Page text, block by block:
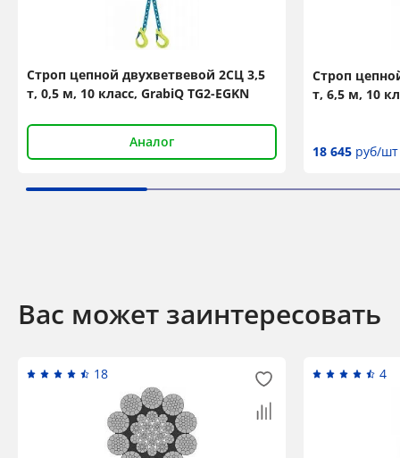
Строп цепной двухветвевой 2СЦ 3,5
т, 0,5 м, 10 класс, GrabiQ TG2-EGKN
Аналог
Строп
т, 6,5 м, 10
18 645 руб/шт
Вас может заинтересовать
18 4